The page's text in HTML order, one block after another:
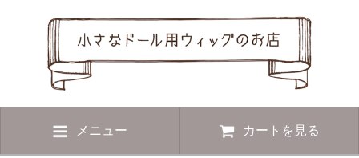
メニュー カートを見る